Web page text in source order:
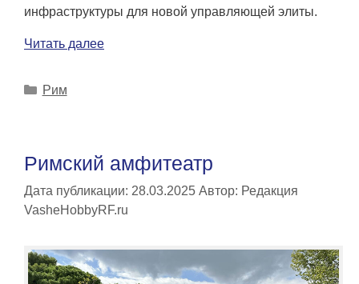
инфраструктуры для новой управляющей элиты.
Читать далее
Рубрики
Рим
Римский амфитеатр
Дата публикации: 28.03.2025 Автор: Редакция
VasheHobbyRF.ru